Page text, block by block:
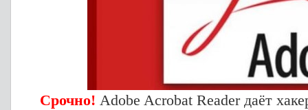
Срочно! Adobe Acrobat Reader даёт